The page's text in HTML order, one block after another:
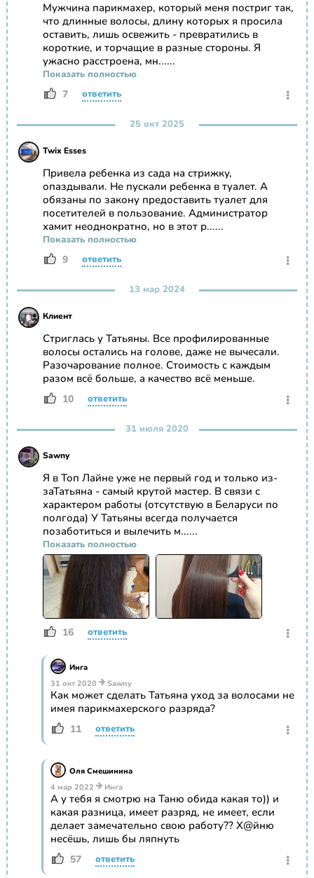
Мужчина парикмахер, который меня постриг так,
что длинные волосы, длину которых я просила
оставить, лишь освежить - превратились в
короткие, и торчащие в разные стороны. Я
ужасно расстроена, мн......
Показать полностью
7 ответить
25 окт 2025
Twix Esses
Привела ребенка из сада на стрижку,
опаздывали. Не пускали ребенка в туалет. А
обязаны по закону предоставить туалет для
посетителей в пользование. Администратор
хамит неоднократно, но в этот р......
Показать полностью
9 ответить
13 мар 2024
Клиент
Стриглась у Татьяны. Все профилированные
волосы остались на голове, даже не вычесали.
Разочарование полное. Стоимость с каждым
разом всё больше, а качество всё меньше.
10 ответить
31 июля 2020
Sawny
Я в Топ Лайне уже не первый год и только из-
заТатьяна - самый крутой мастер. В связи с
характером работы (отсутствую в Беларуси по
полгода) У Татьяны всегда получается
позаботиться и вылечить м......
Показать полностью
16 ответить
Инга
31 окт 2020
Sawny
Как может сделать Татьяна уход за волосами не
имея парикмахерского разряда?
11 ответить
Оля Смешинина
4 мар 2022
Инга
А у тебя я смотрю на Таню обида какая то)) и
какая разница, имеет разряд, не имеет, если
делает замечательно свою работу?? Х@йню
несёшь, лишь бы ляпнуть
57 ответить